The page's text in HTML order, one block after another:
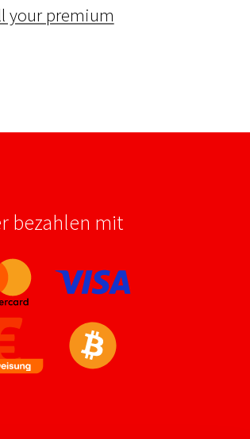
your premium
bezahlen mit